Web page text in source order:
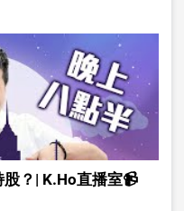
？| K.Ho直播室📹